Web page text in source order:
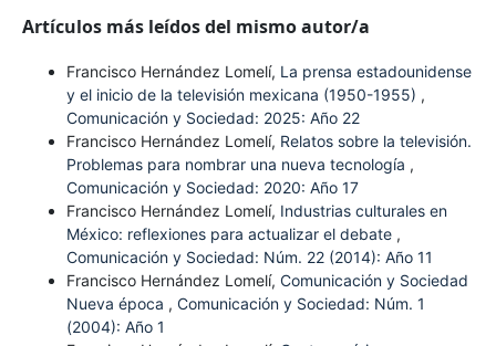
Artículos más leídos del mismo autor/a
Francisco Hernández Lomelí, La prensa estadounidense
y el inicio de la televisión mexicana (1950-1955) ,
Comunicación y Sociedad: 2025: Año 22
Francisco Hernández Lomelí, Relatos sobre la televisión.
Problemas para nombrar una nueva tecnología ,
Comunicación y Sociedad: 2020: Año 17
Francisco Hernández Lomelí, Industrias culturales en
México: reflexiones para actualizar el debate ,
Comunicación y Sociedad: Núm. 22 (2014): Año 11
Francisco Hernández Lomelí, Comunicación y Sociedad
Nueva época , Comunicación y Sociedad: Núm. 1
(2004): Año 1